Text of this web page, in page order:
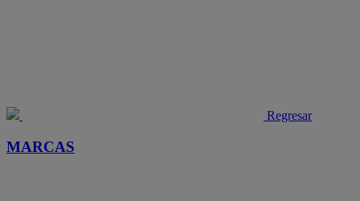
Regresar
MARCAS